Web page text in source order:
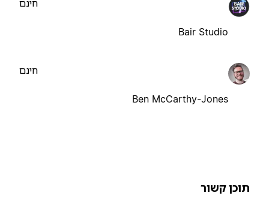
Bair Studio
Ben McCarthy-Jones
קשור